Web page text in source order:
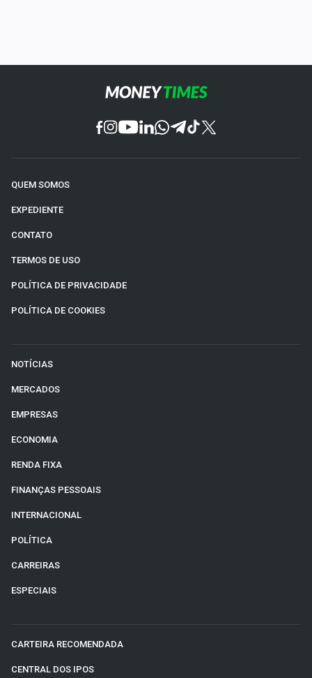
QUEM SOMOS
EXPEDIENTE
CONTATO
TERMOS DE USO
POLÍTICA DE PRIVACIDADE
POLÍTICA DE COOKIES
NOTÍCIAS
MERCADOS
EMPRESAS
ECONOMIA
RENDA FIXA
FINANÇAS PESSOAIS
INTERNACIONAL
POLÍTICA
CARREIRAS
ESPECIAIS
CARTEIRA RECOMENDADA
CENTRAL DOS IPOS